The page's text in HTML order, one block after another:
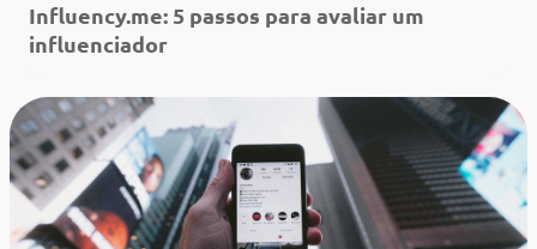
Leia mais
Influency.me: 5 passos para avaliar um
influenciador